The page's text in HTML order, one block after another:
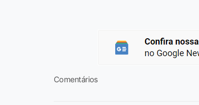
Comentários